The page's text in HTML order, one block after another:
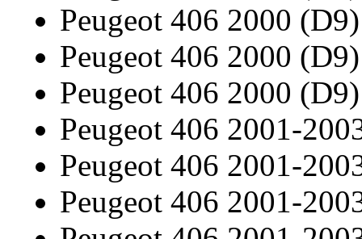
Peugeot 406 2000 (D9)
Peugeot 406 2000 (D9)
Peugeot 406 2000 (D9)
Peugeot 406 2001-
Peugeot 406 2001-
Peugeot 406 2001-